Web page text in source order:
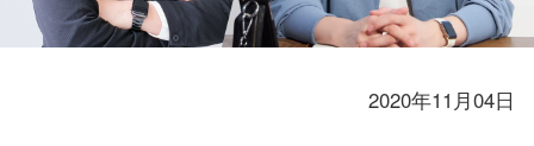
2020年11月04日